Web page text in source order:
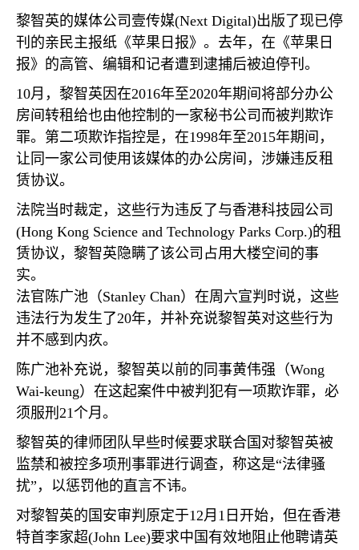
黎智英的媒体公司壹传媒(Next Digital)出版了现已停
刊的亲民主报纸《苹果日报》。去年，在《苹果日
报》的高管、编辑和记者遭到逮捕后被迫停刊。
10月，黎智英因在2016年至2020年期间将部分办公
房间转租给也由他控制的一家秘书公司而被判欺诈
罪。第二项欺诈指控是，在1998年至2015年期间，
让同一家公司使用该媒体的办公房间，涉嫌违反租
赁协议。
法院当时裁定，这些行为违反了与香港科技园公司
(Hong Kong Science and Technology Parks Corp.)的租
赁协议，黎智英隐瞒了该公司占用大楼空间的事
实。
法官陈广池（Stanley Chan）在周六宣判时说，这些
违法行为发生了20年，并补充说黎智英对这些行为
并不感到内疚。
陈广池补充说，黎智英以前的同事黄伟强（Wong
Wai-keung）在这起案件中被判犯有一项欺诈罪，必
须服刑 21个月。
黎智英的律师团队早些时候要求联合国对黎智英被
监禁和被控多项刑事罪进行调查，称这是“法律骚
扰”，以惩罚他的直言不讳。
对黎智英的国安审判原定于12月 1 日开始，但在香港
特首李家超(John Lee)要求中国有效地阻止他聘请英